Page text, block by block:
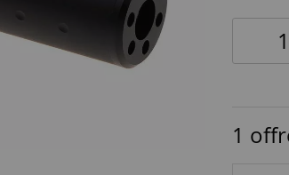
1